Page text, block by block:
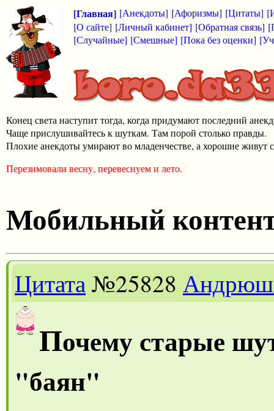
[Главная] [Анекдоты] [Афоризмы] [Цитаты]
[О сайте] [Личный кабинет] [Обратная связь]
[Случайные] [Смешные] [Пока без оценки]
Конец света наступит тогда, когда придумают последний
Чаще прислушивайтесь к шуткам. Там порой столько правды.
Плохие анекдоты умирают во младенчестве, а хорошие живут
Перезимовали весну, перевеснуем и лето.
Мобильный
Цитата№25828
Почему старые
"баян"